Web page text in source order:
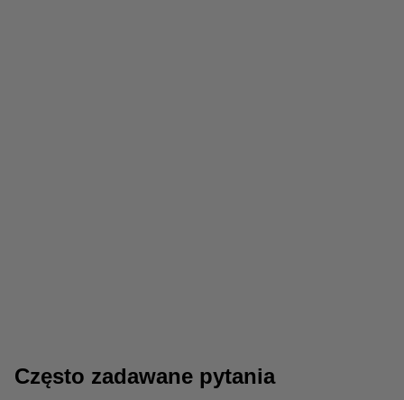
Często zadawane pytania